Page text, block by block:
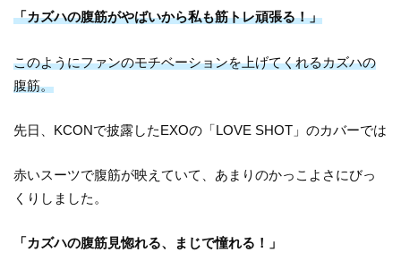
「カズハの腹筋がやばいから私も筋トレ頑張る！」
このようにファンのモチベーションを上げてくれるカズハの
腹筋。
先日、KCONで披露したEXOの「LOVE SHOT」のカバーでは
赤いスーツで腹筋が映えていて、あまりのかっこよさにびっ
くりしました。
「カズハの腹筋見惚れる、まじで憧れる！」